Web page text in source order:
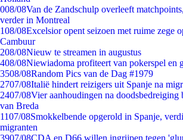
008/08Van de Zandschulp overleeft
verder in Montreal
108/08Excelsior opent seizoen met ruime zege
Cambuur
208/08Nieuw te streamen in augustus
408/08Niewiadoma profiteert van pokerspel en
3508/08Random Pics van de Dag #1979
2707/08Italië hindert reizigers uit Spanje na
2407/08Vier aanhoudingen na doodsbedreiging
van Breda
1107/08Smokkelbende opgerold in Spanje,
migranten
3907/08CDA en D66 willen ingrijpen tegen